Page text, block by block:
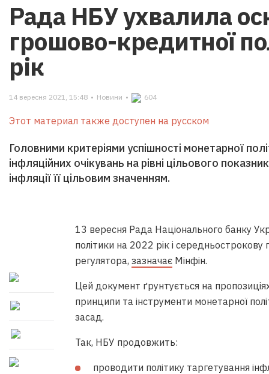
Рада НБУ ухвалила
грошово-кредитної
рік
14 вересня 2021, 15:48 • Новини • 604
Этот материал также доступен на русском
Головними критеріями успішності монетарної
інфляційних очікувань на рівні цільового
інфляції її цільовим значенням.
13 вересня Рада Національного банку
політики на 2022 рік і
регулятора, зазначає Мінфін.
Цей документ ґрунтується на
принципи та інструменти монетарної
засад.
Так, НБУ продовжить:
проводити політику таргетування